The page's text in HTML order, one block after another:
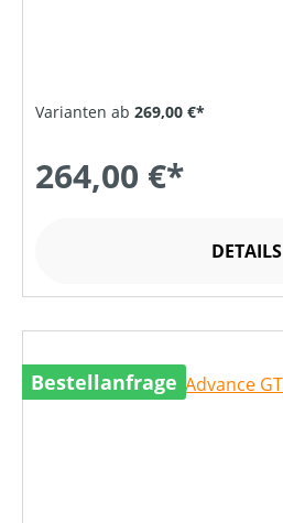
Varianten ab 269,00 €*
264,00 €*
DETAILS
Bestellanfrage